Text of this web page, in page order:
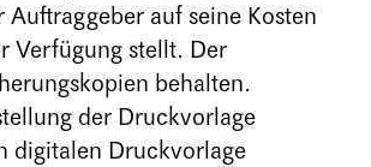
auf seine Kosten
Verfügung stellt. Der
behalten.
der Druckvorlage
digitalen Druckvorlage